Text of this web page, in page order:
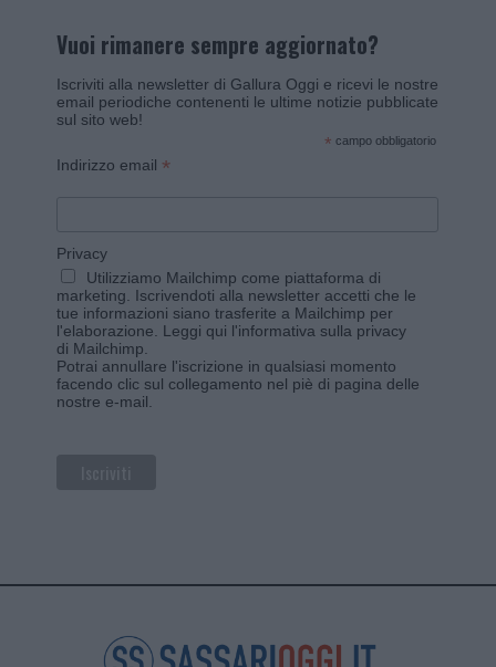
Vuoi rimanere sempre aggiornato?
Iscriviti alla newsletter di Gallura Oggi e ricevi le nostre
email periodiche contenenti le ultime notizie pubblicate
sul sito web!
* campo obbligatorio
Indirizzo email *
Privacy
Utilizziamo Mailchimp come piattaforma di
marketing. Iscrivendoti alla newsletter accetti che le
tue informazioni siano trasferite a Mailchimp per
l'elaborazione. Leggi qui l'informativa sulla privacy
di Mailchimp
Potrai annullare l'iscrizione in qualsiasi momento
facendo clic sul collegamento nel piè di pagina delle
nostre e-mail.